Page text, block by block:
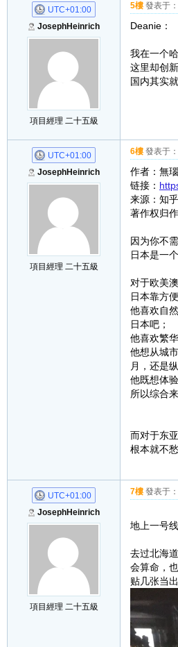
UTC+01:00
JosephHeinrich
項目經理 二十五級
5樓發表于：
Deanie：
我在一个
这里却创
国内其实
UTC+01:00
JosephHeinrich
項目經理 二十五級
6樓發表于：
作者：無
链接：
来源：知乎
著作权归
因为你不
日本是一
对于欧美
日本靠方
他喜欢自
日本吧；
他喜欢繁
他想从城
月，还是
他既想体
所以综合
而对于东
根本就不
UTC+01:00
JosephHeinrich
項目經理 二十五級
7樓發表于：
地上一号线
去过北海
会算命，
贴几张当